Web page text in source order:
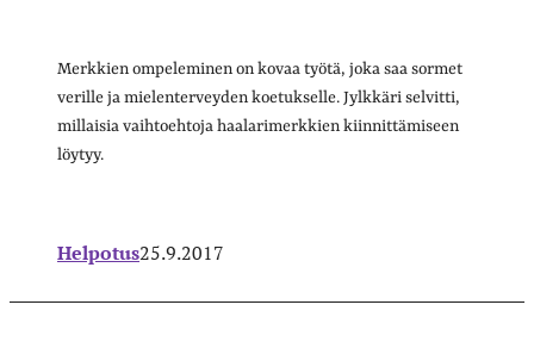
Merkkien ompeleminen on kovaa työtä, joka saa sormet
verille ja mielenterveyden koetukselle. Jylkkäri selvitti,
millaisia vaihtoehtoja haalarimerkkien kiinnittämiseen
löytyy.
Helpotus25.9.2017